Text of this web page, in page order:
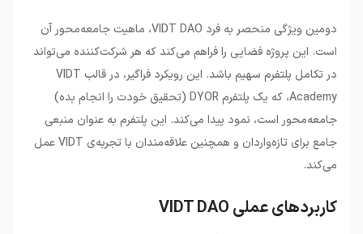
دومین ویژگی منحصر به فرد VIDT DAO، ماهیت جامعه‌محور آن
است. این پروژه فضایی را فراهم می‌کند که هر شرکت‌کننده می‌تواند
در تکامل پلتفرم سهیم باشد. این رویکرد فراگیر، در قالب VIDT
Academy، که یک پلتفرم DYOR (تحقیق خودت را انجام بده)
جامعه‌محور است، نمود پیدا می‌کند. این پلتفرم به عنوان منبعی
جامع برای تازه‌واردان و همچنین علاقه‌مندان با تجربه‌ی VIDT عمل
می‌کند.
کاربردهای عملی VIDT DAO